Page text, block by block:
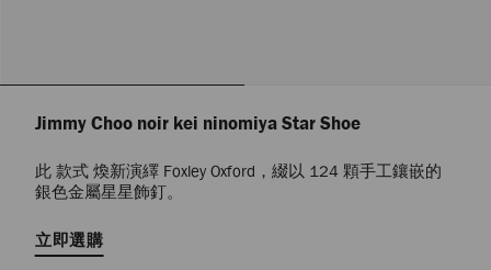
Jimmy Choo noir kei ninomiya Star Shoe
此 款式 煥新演繹 Foxley Oxford，綴以 124 顆手工鑲嵌的
銀色金屬星星飾釘。
立即選購